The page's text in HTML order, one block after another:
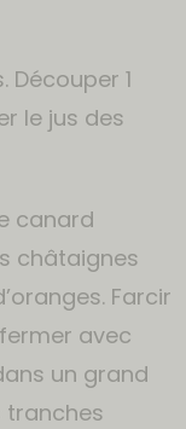
Découper 1
le jus des
canard
châtaignes
Farcir
avec
un grand
tranches